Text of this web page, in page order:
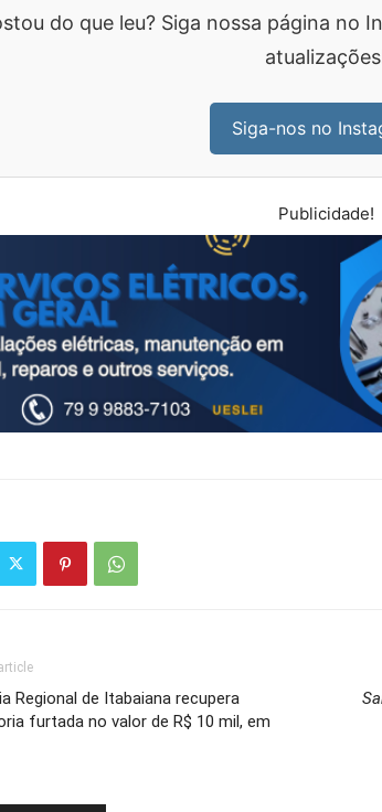
do que leu? Siga nossa página no
Siga-nos no
Publicidade!
Regional de Itabaiana recupera
furtada no valor de R$ 10 mil, em